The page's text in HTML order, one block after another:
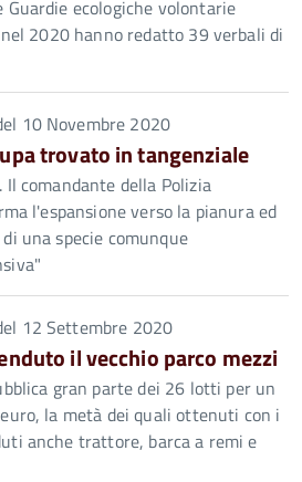
Guardie ecologiche volontarie
2020 hanno redatto 39 verbali di
10 Novembre 2020
trovato in tangenziale
Il comandante della Polizia
l'espansione verso la pianura ed
una specie comunque
12 Settembre 2020
il vecchio parco mezzi
gran parte dei 26 lotti per un
la metà dei quali ottenuti con i
anche trattore, barca a remi e